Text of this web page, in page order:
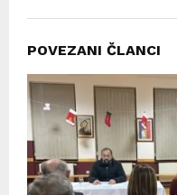
POVEZANI ČLANCI